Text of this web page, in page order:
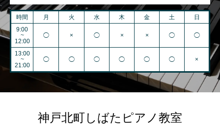
時間 月 火 水 木 金 土
日
9:00
~
12:00
◯ × ◯ × × ◯ ◯
13:00
~
21:00
◯ ◯ ◯ ◯ ◯ ◯ ×
神戸北町しばたピアノ教室